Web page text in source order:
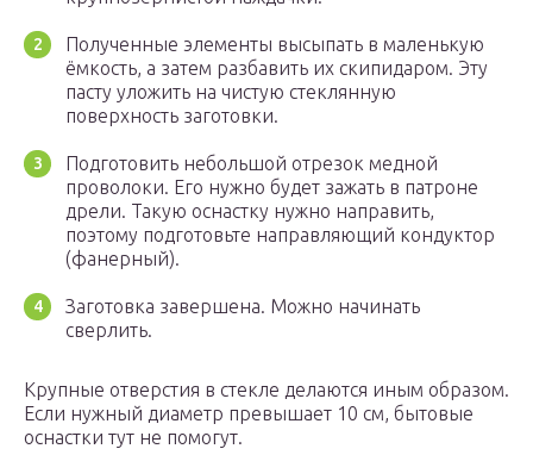
Полученные элементы высыпать в маленькую
ёмкость, а затем разбавить их скипидаром. Эту
пасту уложить на чистую стеклянную
поверхность заготовки.
Подготовить небольшой отрезок медной
проволоки. Его нужно будет зажать в патроне
дрели. Такую оснастку нужно направить,
поэтому подготовьте направляющий кондуктор
(фанерный).
Заготовка завершена. Можно начинать
сверлить.
Крупные отверстия в стекле делаются иным образом.
Если нужный диаметр превышает 10 см, бытовые
оснастки тут не помогут.